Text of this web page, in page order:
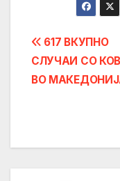
Post
617 ВКУПНО
СЛУЧАИ СО
ВО